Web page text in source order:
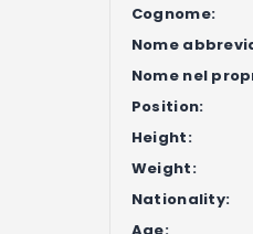
Cognome:
Nome
Nome nel
Position:
Height:
Weight:
Nationality: